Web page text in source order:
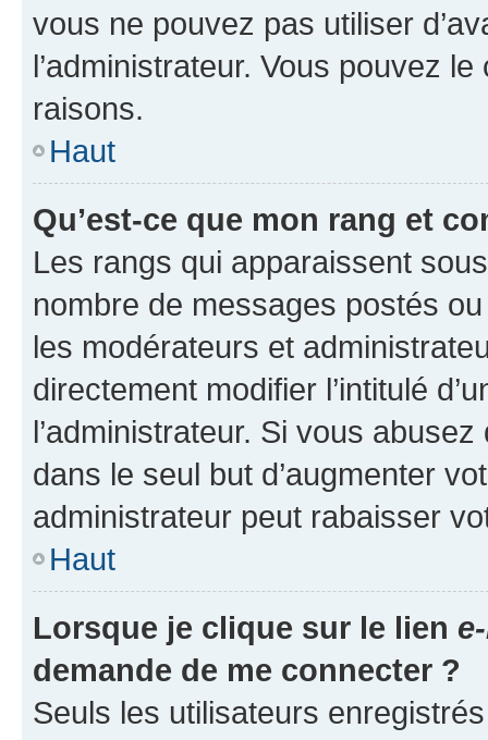
vous ne pouvez pas utiliser
l’administrateur. Vous pouvez
raisons.
Haut
Qu’est-ce que mon rang et
Les rangs qui apparaissent
nombre de messages postés
les modérateurs et
directement modifier l’intitulé
l’administrateur. Si vous
dans le seul but d’augmenter
administrateur peut rabaisser
Haut
Lorsque je clique sur le lien
demande de me connecter ?
Seuls les utilisateurs